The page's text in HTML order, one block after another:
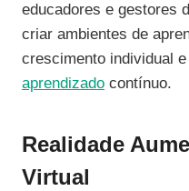
educadores e gestores
criar ambientes de
crescimento individual
aprendizado contínuo.
Realidade
Virtual